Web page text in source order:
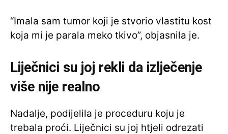
“Imala sam tumor koji je stvorio vlastitu kost
koja mi je parala meko tkivo”, objasnila je.
Liječnici su joj rekli da izlječenje
više nije realno
Nadalje, podijelila je proceduru koju je
trebala proći. Liječnici su joj htjeli odrezati